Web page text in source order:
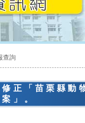
查詢
修正「苗栗縣動
」。